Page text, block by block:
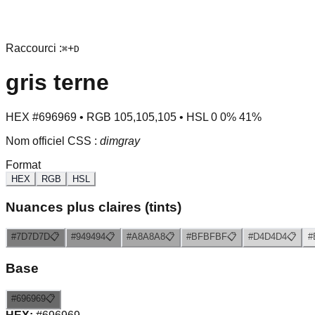
Raccourci :⌘+D
gris terne
HEX #696969 • RGB 105,105,105 • HSL 0 0% 41%
Nom officiel CSS : dimgray
Format
HEX RGB HSL
Nuances plus claires (tints)
#7D7D7D📋 #949494📋 #A8A8A8📋 #BFBFBF📋 #D4D4D4📋
Base
#696969📋